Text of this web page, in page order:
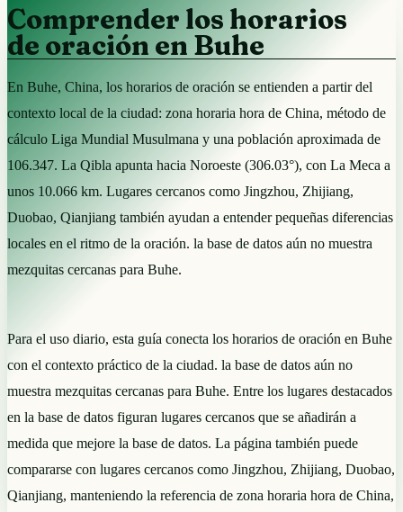
Comprender los horarios
de oración en Buhe
En Buhe, China, los horarios de oración se entienden a partir del
contexto local de la ciudad: zona horaria hora de China, método de
cálculo Liga Mundial Musulmana y una población aproximada de
106.347. La Qibla apunta hacia Noroeste (306.03°), con La Meca a
unos 10.066 km. Lugares cercanos como Jingzhou, Zhijiang,
Duobao, Qianjiang también ayudan a entender pequeñas diferencias
locales en el ritmo de la oración. la base de datos aún no muestra
mezquitas cercanas para Buhe.
Para el uso diario, esta guía conecta los horarios de oración en Buhe
con el contexto práctico de la ciudad. la base de datos aún no
muestra mezquitas cercanas para Buhe. Entre los lugares destacados
en la base de datos figuran lugares cercanos que se añadirán a
medida que mejore la base de datos. La página también puede
compararse con lugares cercanos como Jingzhou, Zhijiang, Duobao,
Qianjiang, manteniendo la referencia de zona horaria hora de China,